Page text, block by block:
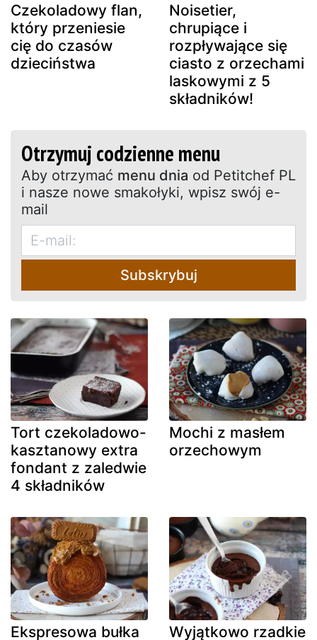
Czekoladowy flan,
który przeniesie
cię do czasów
dzieciństwa
Noisetier,
chrupiące i
rozpływające się
ciasto z orzechami
laskowymi z 5
składników!
Otrzymuj codzienne menu
Aby otrzymać menu dnia od Petitchef PL
i nasze nowe smakołyki, wpisz swój e-
mail
Subskrybuj
Tort czekoladowo-
kasztanowy extra
fondant z zaledwie
4 składników
Mochi z masłem
orzechowym
Ekspresowa bułka
Wyjątkowo rzadkie